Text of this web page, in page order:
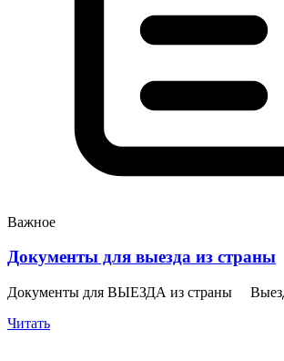
Важное
Документы для выезда из страны
Документы для ВЫЕЗДА из страны
Читать